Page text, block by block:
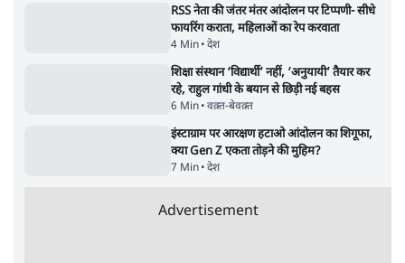
5 Min•देश
जंतर-मंतर प्रोटेस्ट- 'ताकतवर सरकार के नाम पर
5 Min•देश
Advertisement
E20: बॉम्बे हाईकोर्ट ने मेटा, गूगल, X से गडकरी के